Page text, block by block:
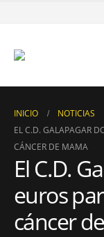
INICIO NOTICIAS
EL C.D. GALAPAGAR
CÁNCER DE MAMA
El C.D.
euros
cáncer